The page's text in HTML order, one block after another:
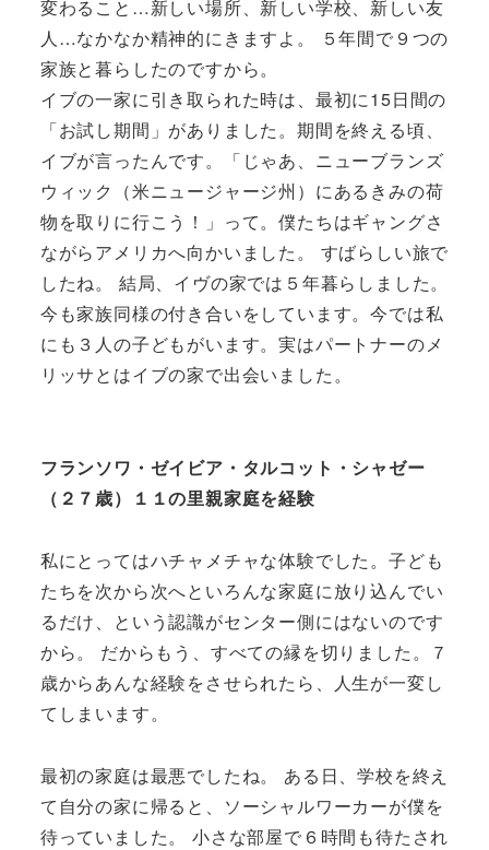
変わること…新しい場所、新しい学校、新しい友
人…なかなか精神的にきますよ。 ５年間で９つの
家族と暮らしたのですから。
イブの一家に引き取られた時は、最初に15日間の
「お試し期間」がありました。期間を終える頃、
イブが言ったんです。「じゃあ、ニューブランズ
ウィック（米ニュージャージ州）にあるきみの荷
物を取りに行こう！」って。僕たちはギャングさ
ながらアメリカへ向かいました。 すばらしい旅で
したね。 結局、イヴの家では５年暮らしました。
今も家族同様の付き合いをしています。今では私
にも３人の子どもがいます。実はパートナーのメ
リッサとはイブの家で出会いました。
フランソワ・ゼイビア・タルコット・シャゼー
（２７歳）１１の里親家庭を経験
私にとってはハチャメチャな体験でした。子ども
たちを次から次へといろんな家庭に放り込んでい
るだけ、という認識がセンター側にはないのです
から。 だからもう、すべての縁を切りました。７
歳からあんな経験をさせられたら、人生が一変し
てしまいます。
最初の家庭は最悪でしたね。 ある日、学校を終え
て自分の家に帰ると、ソーシャルワーカーが僕を
待っていました。 小さな部屋で６時間も待たされ